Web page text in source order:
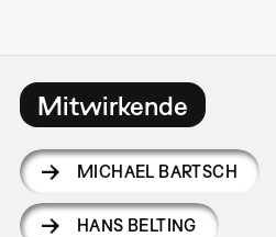
Mitwirkende
MICHAEL BARTSCH
HANS BELTING